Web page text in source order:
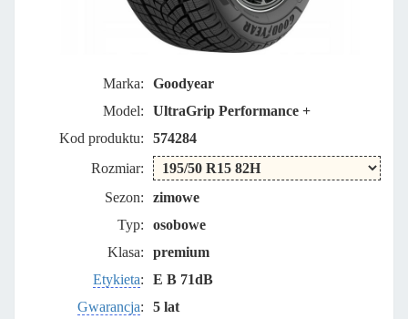
Marka:
Goodyear
Model:
UltraGrip Performance +
Kod produktu:
574284
Rozmiar:
Sezon:
zimowe
Typ:
osobowe
Klasa:
premium
Etykieta:
E B 71dB
Gwarancja:
5 lat